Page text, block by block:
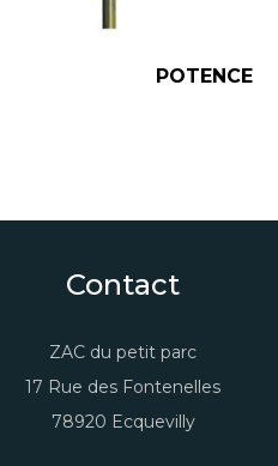
POTENCE
Contact
ZAC du petit parc
17 Rue des Fontenelles
78920 Ecquevilly